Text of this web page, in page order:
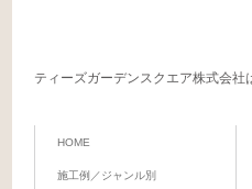
ティーズガーデンスクエア株式会社
HOME
施工例／ジャンル別